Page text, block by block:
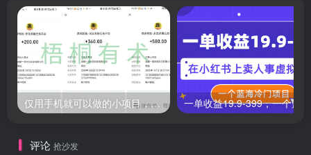
仅用手机就可以做的小项目，当天就能见钱，每天100-300
评论 抢沙发